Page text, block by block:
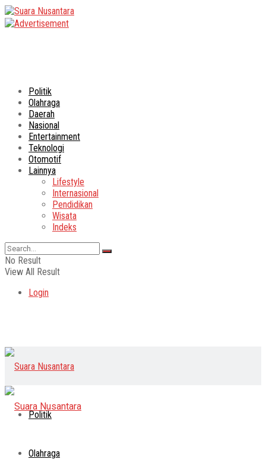
Politik
Olahraga
Daerah
Nasional
Entertainment
Teknologi
Otomotif
Lainnya
Lifestyle
Internasional
Pendidikan
Wisata
Indeks
No Result
View All Result
Login
Politik
Olahraga